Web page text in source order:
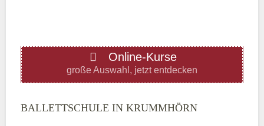
Donnerstag
—
Online-Kurse
große Auswahl, jetzt entdecken
BALLETTSCHULE IN KRUMMHÖRN